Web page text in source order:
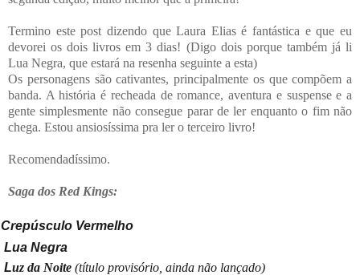
Termino este post dizendo que Laura Elias é fantástica e que eu
devorei os dois livros em 3 dias! (Digo dois porque também já li
Lua Negra, que estará na resenha seguinte a esta)
Os personagens são cativantes, principalmente os que compõem a
banda. A história é recheada de romance, aventura e suspense e a
gente simplesmente não consegue parar de ler enquanto o fim não
chega. Estou ansiosíssima pra ler o terceiro livro!
Recomendadíssimo.
Saga dos Red Kings:
Crepúsculo Vermelho
Lua Negra
Luz da Noite (título provisório, ainda não lançado)